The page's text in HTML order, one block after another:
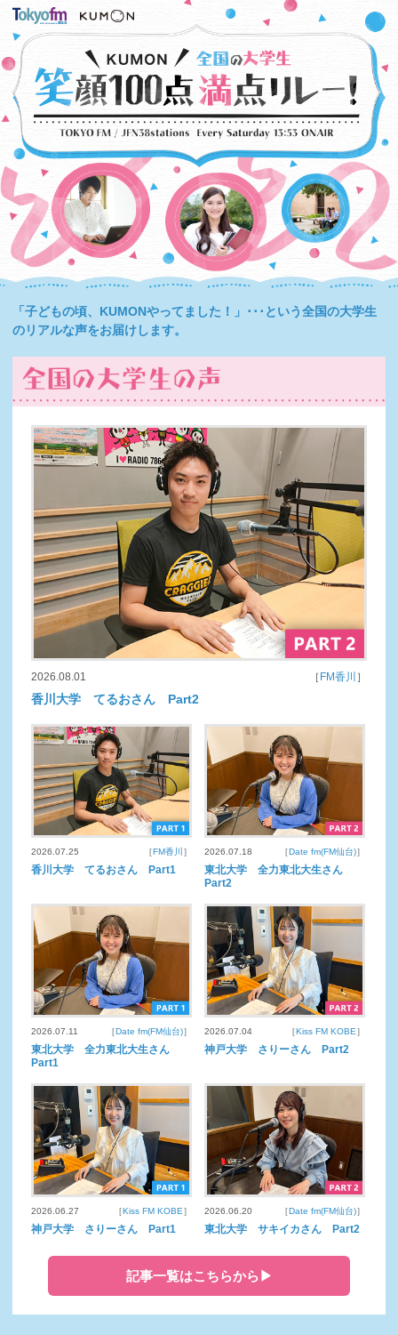
「子どもの頃、KUMONやってました！」･･･という全国の大学生
のリアルな声をお届けします。
2026.08.01 ［ FM香川 ］
香川大学 てるおさん Part2
2026.07.25 ［FM香川 ］
香川大学 てるおさん Part1
2026.07.18 ［Date fm(FM仙台)］
東北大学 全力東北大生さん
Part2
2026.07.11 ［Date fm(FM仙台)］
東北大学 全力東北大生さん
Part1
2026.07.04 ［Kiss FM KOBE］
神戸大学 さりーさん Part2
2026.06.27 ［Kiss FM KOBE］
神戸大学 さりーさん Part1
2026.06.20 ［Date fm(FM仙台)］
東北大学 サキイカさん Part2
記事一覧はこちらから▶